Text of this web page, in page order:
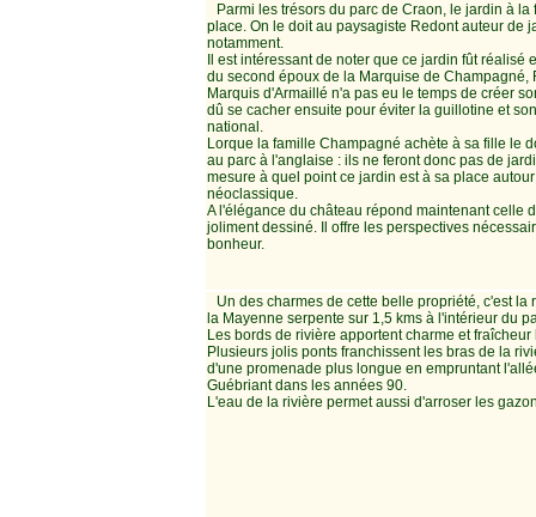
Parmi les trésors du parc de Craon, le jardin à
place. On le doit au paysagiste Redont auteur de
notamment.
Il est intéressant de noter que ce jardin fût
du second époux de la Marquise de Champagné,
Marquis d'Armaillé n'a pas eu le temps de créer
dû se cacher ensuite pour éviter la guillotine et
national.
Lorque la famille Champagné achète à sa fille le
au parc à l'anglaise : ils ne feront donc pas de
mesure à quel point ce jardin est à sa place
néoclassique.
A l'élégance du château répond maintenant celle
joliment dessiné. Il offre les perspectives
bonheur.
Un des charmes de cette belle propriété, c'est la
la Mayenne serpente sur 1,5 kms à l'intérieur du
Les bords de rivière apportent charme et fraîcheur
Plusieurs jolis ponts franchissent les bras de la
d'une promenade plus longue en empruntant
Guébriant dans les années 90.
L'eau de la rivière permet aussi d'arroser les